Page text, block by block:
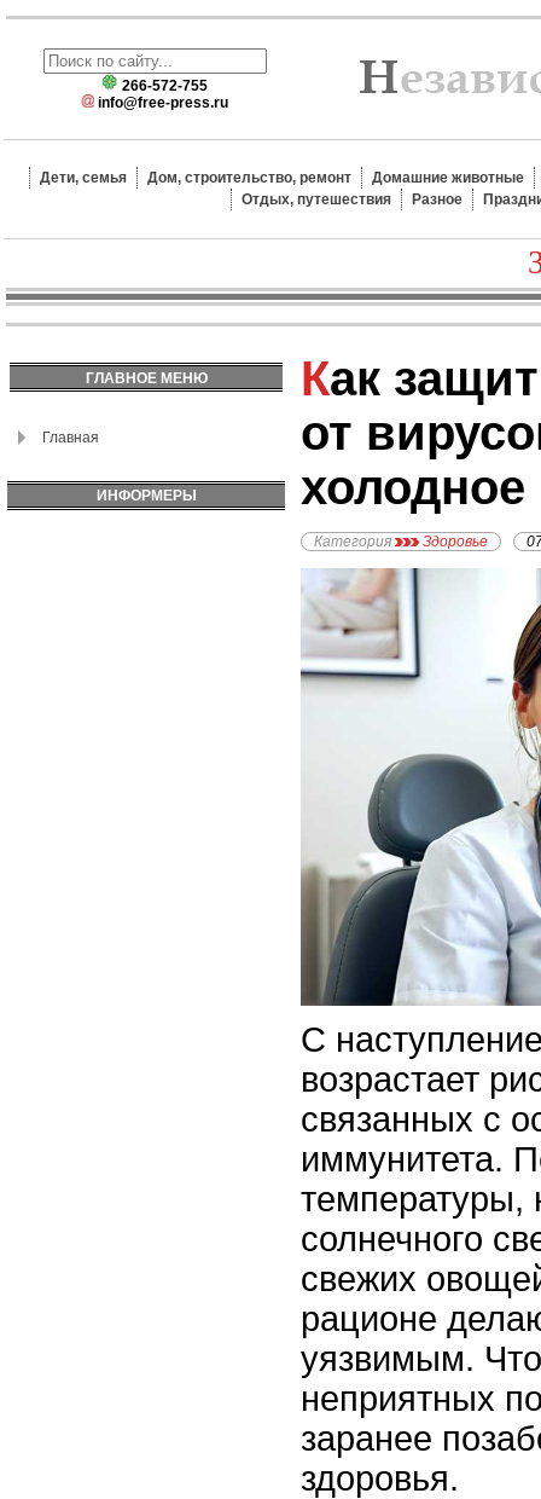
266-572-755
info@free-press.ru
Дети, семья Дом, строительство, ремонт
Домашние животные
Отдых, путешествия
Разное
ГЛАВНОЕ МЕНЮ
Главная
ИНФОРМЕРЫ
Как защитить организм
от
холодное
Категория Здоровье
С
возрастает
связанных с
иммунитета.
температуры,
солнечного
свежих
рационе
уязвимым.
неприятных
заранее
здоровья.